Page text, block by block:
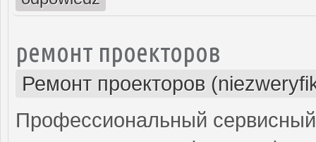
ремонт проекторов
Ремонт проекторов
Профессиональный